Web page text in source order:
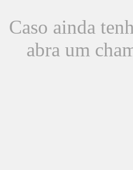
Caso ainda
abra um